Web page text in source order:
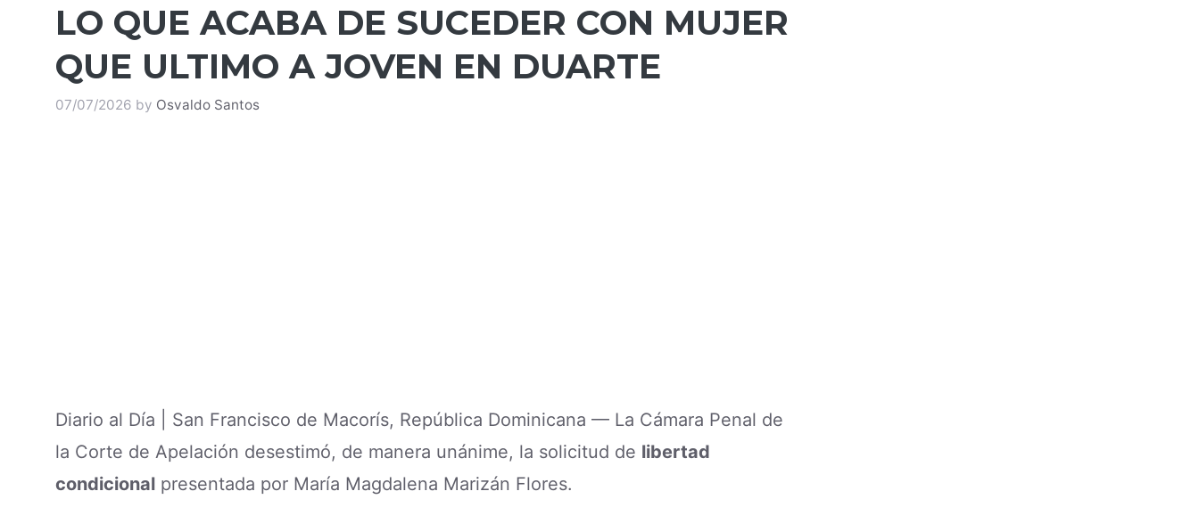
LO QUE ACABA DE SUCEDER CON MUJER
QUE ULTIMO A JOVEN EN DUARTE
07/07/2026 by Osvaldo Santos
Diario al Día | San Francisco de Macorís, República Dominicana — La Cámara Penal de
la Corte de Apelación desestimó, de manera unánime, la solicitud de libertad
condicional presentada por María Magdalena Marizán Flores.